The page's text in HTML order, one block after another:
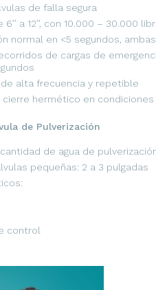
de falla segura
a 12’’, con 10.000 – 30.000
normal en <5 segundos,
de cargas de
alta frecuencia y repetible
hermético en
de Pulverización
de agua de pulverización
pequeñas: 2 a 3 pulgadas
control